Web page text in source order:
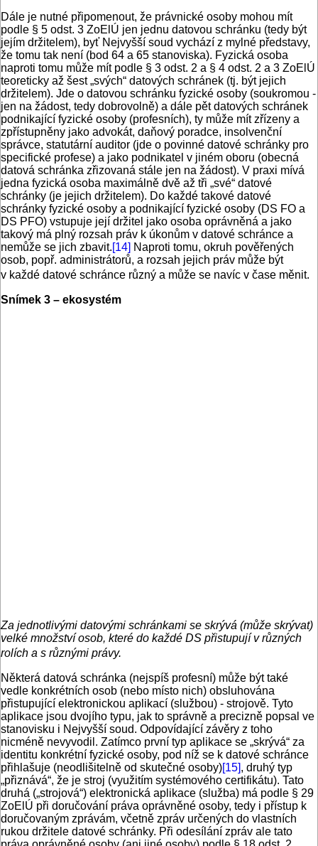
Dále je nutné připomenout, že právnické osoby mohou mít
podle § 5 odst. 3 ZoElÚ jen jednu datovou schránku (tedy být
jejím držitelem), byť Nejvyšší soud vychází z mylné představy,
že tomu tak není (bod 64 a 65 stanoviska). Fyzická osoba
naproti tomu může mít podle § 3 odst. 2 a § 4 odst. 2 a 3 ZoElÚ
teoreticky až šest „svých“ datových schránek (tj. být jejich
držitelem). Jde o datovou schránku fyzické osoby (soukromou -
jen na žádost, tedy dobrovolně) a dále pět datových schránek
podnikající fyzické osoby (profesních), ty může mít zřízeny a
zpřístupněny jako advokát, daňový poradce, insolvenční
správce, statutární auditor (jde o povinné datové schránky pro
specifické profese) a jako podnikatel v jiném oboru (obecná
datová schránka zřizovaná stále jen na žádost). V praxi mívá
jedna fyzická osoba maximálně dvě až tři „své“ datové
schránky (je jejich držitelem). Do každé takové datové
schránky fyzické osoby a podnikající fyzické osoby (DS FO a
DS PFO) vstupuje její držitel jako osoba oprávněná a jako
takový má plný rozsah práv k úkonům v datové schránce a
nemůže se jich zbavit.[14] Naproti tomu, okruh pověřených
osob, popř. administrátorů, a rozsah jejich práv může být
v každé datové schránce různý a může se navíc v čase měnit.
Snímek 3 – ekosystém
Za jednotlivými datovými schránkami se skrývá (může skrývat)
velké množství osob, které do každé DS přistupují v různých
rolích a s různými právy.
Některá datová schránka (nejspíš profesní) může být také
vedle konkrétních osob (nebo místo nich) obsluhována
přistupující elektronickou aplikací (službou) - strojově. Tyto
aplikace jsou dvojího typu, jak to správně a precizně popsal ve
stanovisku i Nejvyšší soud. Odpovídající závěry z toho
nicméně nevyvodil. Zatímco první typ aplikace se „skrývá“ za
identitu konkrétní fyzické osoby, pod níž se k datové schránce
přihlašuje (neodlišitelně od skutečné osoby)[15], druhý typ
„přiznává“, že je stroj (využitím systémového certifikátu). Tato
druhá („strojová“) elektronická aplikace (služba) má podle § 29
ZoElÚ při doručování práva oprávněné osoby, tedy i přístup k
doručovaným zprávám, včetně zpráv určených do vlastních
rukou držitele datové schránky. Při odesílání zpráv ale tato